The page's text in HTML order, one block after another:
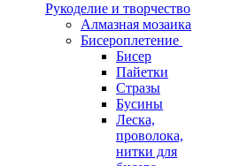
Рукоделие и творчество
Алмазная мозаика
Бисероплетение
Бисер
Пайетки
Стразы
Бусины
Леска,
проволока,
нитки для